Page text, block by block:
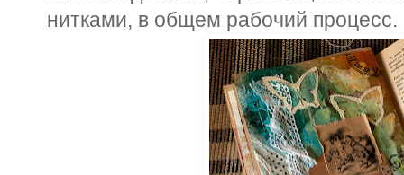
нитками, в общем рабочий процесс.